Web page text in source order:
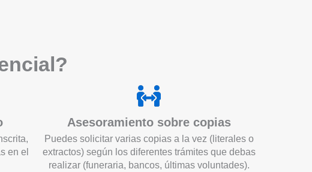
al?
en el
Asesoramiento sobre copias
Puedes solicitar varias copias a la vez (literales o
extractos) según los diferentes trámites que debas
realizar (funeraria, bancos, últimas voluntades).